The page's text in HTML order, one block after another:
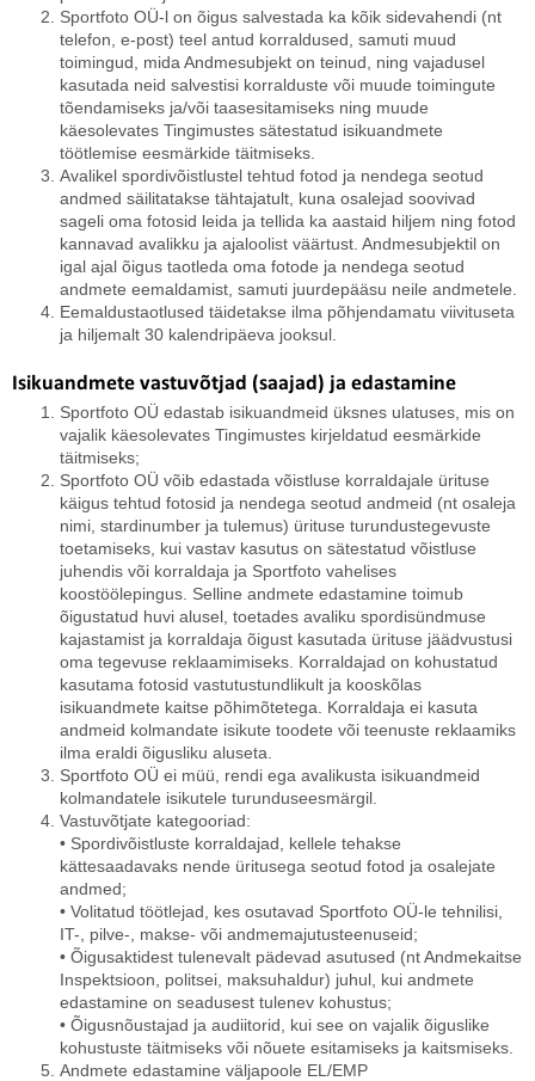
Sportfoto OÜ-l on õigus salvestada ka kõik sidevahendi (nt
telefon, e-post) teel antud korraldused, samuti muud
toimingud, mida Andmesubjekt on teinud, ning vajadusel
kasutada neid salvestisi korralduste või muude toimingute
tõendamiseks ja/või taasesitamiseks ning muude
käesolevates Tingimustes sätestatud isikuandmete
töötlemise eesmärkide täitmiseks.
Avalikel spordivõistlustel tehtud fotod ja nendega seotud
andmed säilitatakse tähtajatult, kuna osalejad soovivad
sageli oma fotosid leida ja tellida ka aastaid hiljem ning fotod
kannavad avalikku ja ajaloolist väärtust. Andmesubjektil on
igal ajal õigus taotleda oma fotode ja nendega seotud
andmete eemaldamist, samuti juurdepääsu neile andmetele.
Eemaldustaotlused täidetakse ilma põhjendamatu viivituseta
ja hiljemalt 30 kalendripäeva jooksul.
Isikuandmete vastuvõtjad (saajad) ja edastamine
Sportfoto OÜ edastab isikuandmeid üksnes ulatuses, mis on
vajalik käesolevates Tingimustes kirjeldatud eesmärkide
täitmiseks;
Sportfoto OÜ võib edastada võistluse korraldajale ürituse
käigus tehtud fotosid ja nendega seotud andmeid (nt osaleja
nimi, stardinumber ja tulemus) ürituse turundustegevuste
toetamiseks, kui vastav kasutus on sätestatud võistluse
juhendis või korraldaja ja Sportfoto vahelises
koostöölepingus. Selline andmete edastamine toimub
õigustatud huvi alusel, toetades avaliku spordisündmuse
kajastamist ja korraldaja õigust kasutada ürituse jäädvustusi
oma tegevuse reklaamimiseks. Korraldajad on kohustatud
kasutama fotosid vastutustundlikult ja kooskõlas
isikuandmete kaitse põhimõtetega. Korraldaja ei kasuta
andmeid kolmandate isikute toodete või teenuste reklaamiks
ilma eraldi õigusliku aluseta.
Sportfoto OÜ ei müü, rendi ega avalikusta isikuandmeid
kolmandatele isikutele turunduseesmärgil.
Vastuvõtjate kategooriad:
• Spordivõistluste korraldajad, kellele tehakse
kättesaadavaks nende üritusega seotud fotod ja osalejate
andmed;
• Volitatud töötlejad, kes osutavad Sportfoto OÜ-le tehnilisi,
IT-, pilve-, makse- või andmemajutusteenuseid;
• Õigusaktidest tulenevalt pädevad asutused (nt Andmekaitse
Inspektsioon, politsei, maksuhaldur) juhul, kui andmete
edastamine on seadusest tulenev kohustus;
• Õigusnõustajad ja audiitorid, kui see on vajalik õiguslike
kohustuste täitmiseks või nõuete esitamiseks ja kaitsmiseks.
Andmete edastamine väljapoole EL/EMP